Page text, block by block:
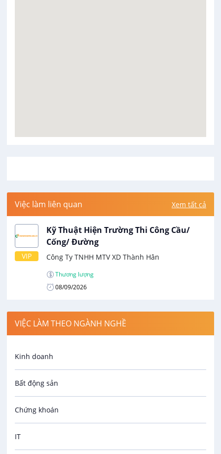
Việc làm liên quan Xem tất cả
VIP
Kỹ Thuật Hiện Trường Thi Công Cầu/
Cống/ Đường
Công Ty TNHH MTV XD Thành Hân
Thương lượng
08/09/2026
VIỆC LÀM THEO NGÀNH NGHỀ
Kinh doanh
Bất động sản
Chứng khoán
IT